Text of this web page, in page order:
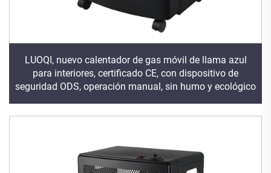
LUOQI, nuevo calentador de gas móvil de llama azul
para interiores, certificado CE, con dispositivo de
seguridad ODS, operación manual, sin humo y ecológico